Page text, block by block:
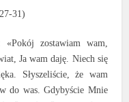
31)
«Pokój zostawiam wam,
Ja wam daję. Niech się
Słyszeliście, że wam
do was. Gdybyście Mnie